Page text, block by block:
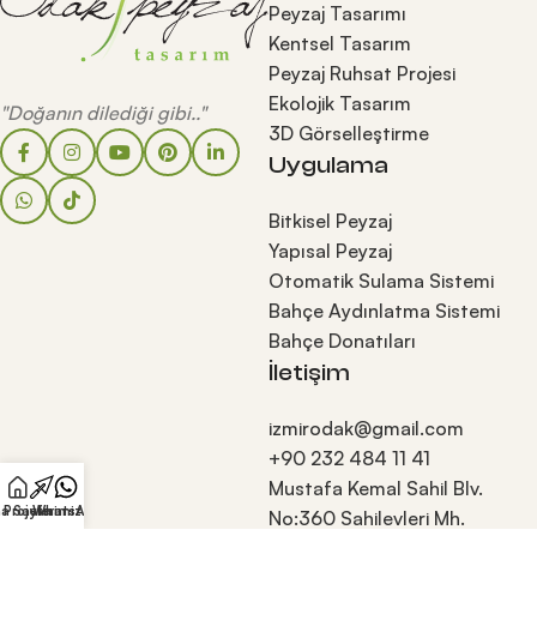
"Doğanın dilediği gibi.."
Peyzaj Tasarımı
Kentsel Tasarım
Peyzaj Ruhsat Projesi
Ekolojik Tasarım
3D Görselleştirme
Uygulama
Bitkisel Peyzaj
Yapısal Peyzaj
Otomatik Sulama Sistemi
Bahçe Aydınlatma Sistemi
Bahçe Donatıları
İletişim
izmirodak@gmail.com
+90 232 484 11 41
Mustafa Kemal Sahil Blv.
No:360 Sahilevleri Mh.
Sayfa
Projelerimiz
WhatsApp